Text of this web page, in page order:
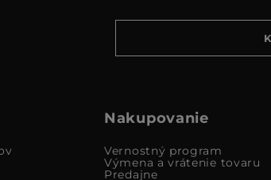
Nakupovanie
Vernostný program
Výmena a vrátenie tovaru
Predajne